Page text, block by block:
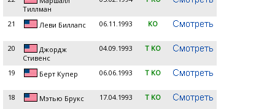
Тиллман
21 Леви Биллапс 06.11.1993 KO
20
Джордж
Стивенс
04.09.1993 T KO
19 Берт Купер 06.06.1993 T KO
18 Мэтью Брукс 17.04.1993 T KO